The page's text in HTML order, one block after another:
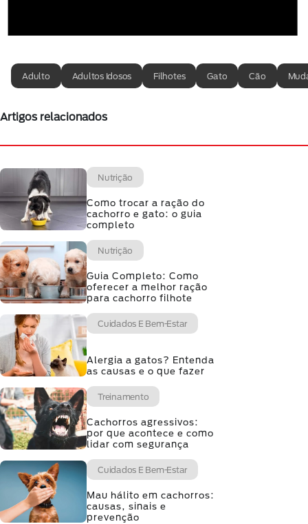
Adulto Adultos Idosos Filhotes Gato Cão
Artigos relacionados
Nutrição
Como trocar a ração do
cachorro e gato: o guia
completo
Nutrição
Guia Completo: Como
oferecer a melhor ração
para cachorro filhote
Cuidados E Bem-Estar
Alergia a gatos? Entenda
as causas e o que fazer
Treinamento
Cachorros agressivos:
por que acontece e como
lidar com segurança
Cuidados E Bem-Estar
Mau hálito em cachorros:
causas, sinais e
prevenção